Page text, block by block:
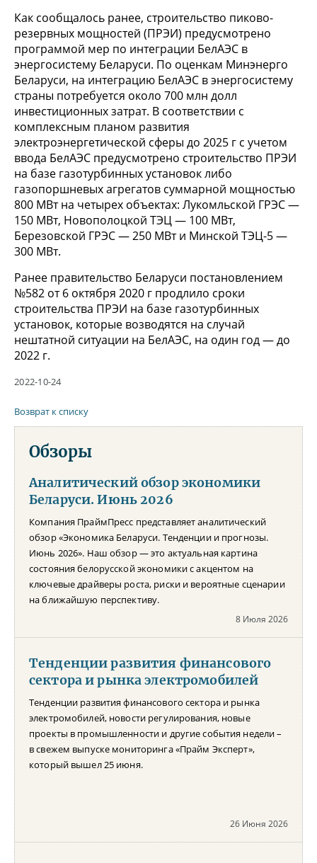
Как сообщалось ранее, строительство пиково-
резервных мощностей (ПРЭИ) предусмотрено
программой мер по интеграции БелАЭС в
энергосистему Беларуси. По оценкам Минэнерго
Беларуси, на интеграцию БелАЭС в энергосистему
страны потребуется около 700 млн долл
инвестиционных затрат. В соответствии с
комплексным планом развития
электроэнергетической сферы до 2025 г с учетом
ввода БелАЭС предусмотрено строительство ПРЭИ
на базе газотурбинных установок либо
газопоршневых агрегатов суммарной мощностью
800 МВт на четырех объектах: Лукомльской ГРЭС —
150 МВт, Новополоцкой ТЭЦ — 100 МВт,
Березовской ГРЭС — 250 МВт и Минской ТЭЦ-5 —
300 МВт.
Ранее правительство Беларуси постановлением
№582 от 6 октября 2020 г продлило сроки
строительства ПРЭИ на базе газотурбинных
установок, которые возводятся на случай
нештатной ситуации на БелАЭС, на один год — до
2022 г.
2022-10-24
Возврат к списку
Обзоры
Аналитический обзор экономики
Беларуси. Июнь 2026
Компания ПраймПресс представляет аналитический
обзор «Экономика Беларуси. Тенденции и прогнозы.
Июнь 2026». Наш обзор — это актуальная картина
состояния белорусской экономики с акцентом на
ключевые драйверы роста, риски и вероятные сценарии
на ближайшую перспективу.
8 Июля 2026
Тенденции развития финансового
сектора и рынка электромобилей
Тенденции развития финансового сектора и рынка
электромобилей, новости регулирования, новые
проекты в промышленности и другие события недели –
в свежем выпуске мониторинга «Прайм Эксперт»,
который вышел 25 июня.
26 Июня 2026